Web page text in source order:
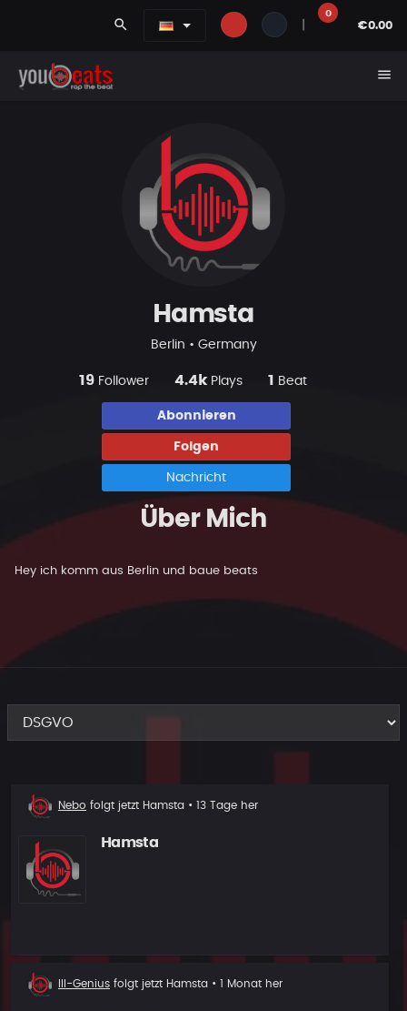
search
0
€0.00
menu
Hamsta
Berlin • Germany
19 Follower 4.4k Plays 1 Beat
Abonnieren
Folgen
Nachricht
Über Mich
Hey ich komm aus Berlin und baue beats
Neuer
Nebo folgt jetzt Hamsta • 13 Tage her
Hamsta
Neuer
Ill-Genius folgt jetzt Hamsta • 1 Monat her